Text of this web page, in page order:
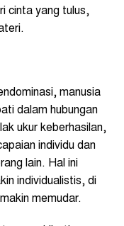
cinta yang tulus,
manusia
dalam hubungan
ukur keberhasilan,
individu dan
lain. Hal ini
individualistis, di
memudar.